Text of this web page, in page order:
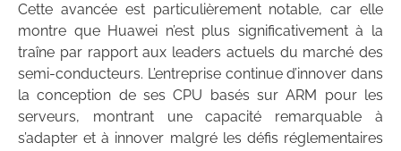
Cette avancée est particulièrement notable, car elle
montre que Huawei n’est plus significativement à la
traîne par rapport aux leaders actuels du marché des
semi-conducteurs. L’entreprise continue d’innover dans
la conception de ses CPU basés sur ARM pour les
serveurs, montrant une capacité remarquable à
s’adapter et à innover malgré les défis réglementaires